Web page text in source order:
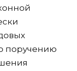
поручению